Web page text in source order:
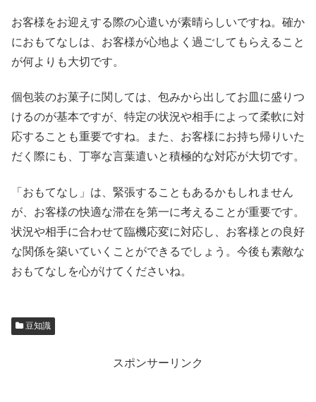
お客様をお迎えする際の心遣いが素晴らしいですね。確か
におもてなしは、お客様が心地よく過ごしてもらえること
が何よりも大切です。
個包装のお菓子に関しては、包みから出してお皿に盛りつ
けるのが基本ですが、特定の状況や相手によって柔軟に対
応することも重要ですね。また、お客様にお持ち帰りいた
だく際にも、丁寧な言葉遣いと積極的な対応が大切です。
「おもてなし」は、緊張することもあるかもしれません
が、お客様の快適な滞在を第一に考えることが重要です。
状況や相手に合わせて臨機応変に対応し、お客様との良好
な関係を築いていくことができるでしょう。今後も素敵な
おもてなしを心がけてくださいね。
豆知識
スポンサーリンク